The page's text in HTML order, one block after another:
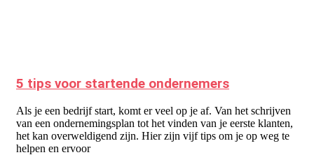
5 tips voor startende ondernemers
Als je een bedrijf start, komt er veel op je af. Van het schrijven
van een ondernemingsplan tot het vinden van je eerste klanten,
het kan overweldigend zijn. Hier zijn vijf tips om je op weg te
helpen en ervoor